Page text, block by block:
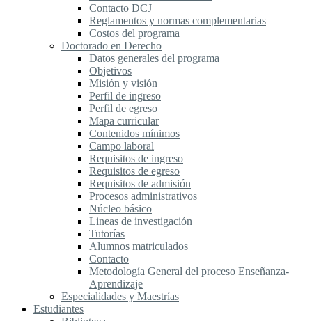
Contacto DCJ
Reglamentos y normas complementarias
Costos del programa
Doctorado en Derecho
Datos generales del programa
Objetivos
Misión y visión
Perfil de ingreso
Perfil de egreso
Mapa curricular
Contenidos mínimos
Campo laboral
Requisitos de ingreso
Requisitos de egreso
Requisitos de admisión
Procesos administrativos
Núcleo básico
Lineas de investigación
Tutorías
Alumnos matriculados
Contacto
Metodología General del proceso Enseñanza-
Aprendizaje
Especialidades y Maestrías
Estudiantes